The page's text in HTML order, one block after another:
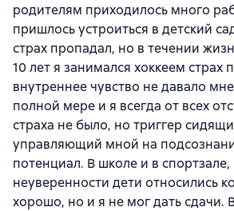
родителям приходилось много
пришлось устроиться в детский
страх пропадал, но в течении
10 лет я занимался хоккеем страх
внутреннее чувство не давало
полной мере и я всегда от всех
страха не было, но триггер
управляющий мной на
потенциал. В школе и в
неуверенности дети относились
хорошо, но и я не мог дать сдачи.